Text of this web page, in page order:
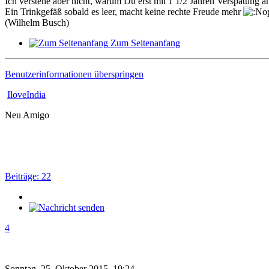
Ein Trinkgefäß sobald es leer, macht keine rechte Freude mehr
(Wilhelm Busch)
Zum Seitenanfang
Benutzerinformationen überspringen
IloveIndia
Neu Amigo
Beiträge: 22
4